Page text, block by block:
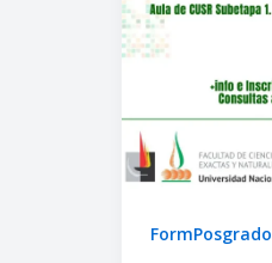
FormPosgrado